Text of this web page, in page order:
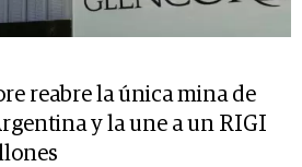
reabre la única mina de
y la une a un RIGI